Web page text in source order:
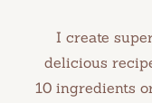
I create
delicious
10 ingredients